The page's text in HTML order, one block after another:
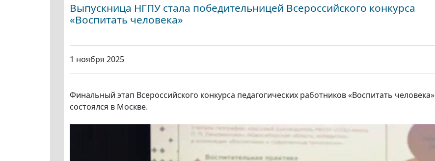
Выпускница НГПУ стала победительницей Всероссийского конкурса
«Воспитать человека»
1 ноября 2025
Финальный этап Всероссийского конкурса педагогических работников «Воспитать человека»
состоялся в Москве.